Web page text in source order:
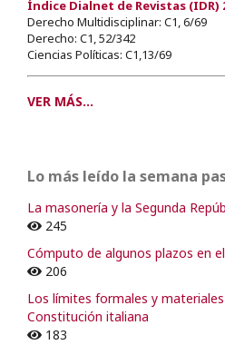
Índice Dialnet de Revistas (IDR)
Derecho Multidisciplinar: C1, 6/69
Derecho: C1, 52/342
Ciencias Políticas: C1,13/69
VER MÁS...
Lo más leído la semana
La masonería y la Segunda
245
Cómputo de algunos plazos en
206
Los límites formales y
Constitución italiana
183